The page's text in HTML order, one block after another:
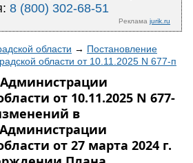
8 (800) 302-68-51
Реклама jurik.ru
области → Постановление
области от 10.11.2025 N 677-п
от 10.11.2025 N 677-
в
от 27 марта 2024 г.